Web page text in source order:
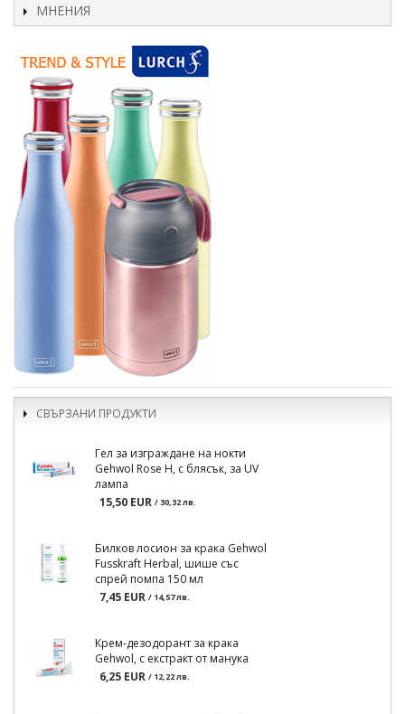
МНЕНИЯ
СВЪРЗАНИ ПРОДУКТИ
Гел за изграждане на нокти
Gehwol Rose H, с блясък, за UV
лампа
15,50 EUR / 30,32 лв.
Билков лосион за крака Gehwol
Fusskraft Herbal, шише със
спрей помпа 150 мл
7,45 EUR / 14,57 лв.
Крем-дезодорант за крака
Gehwol, с екстракт от манука
6,25 EUR / 12,22 лв.